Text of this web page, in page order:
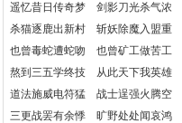
遥忆昔日传奇梦 剑影刀光杀气浓
杀猫逐鹿出新村 斩妖除魔入盟重
也曾毒蛇遭蛇吻 也曾矿工做苦工
熬到三五学终技 从此天下我英雄
道法施威电符猛 战士逞强火腾空
三更战罢有余悸 旷野处处闻哀鸿